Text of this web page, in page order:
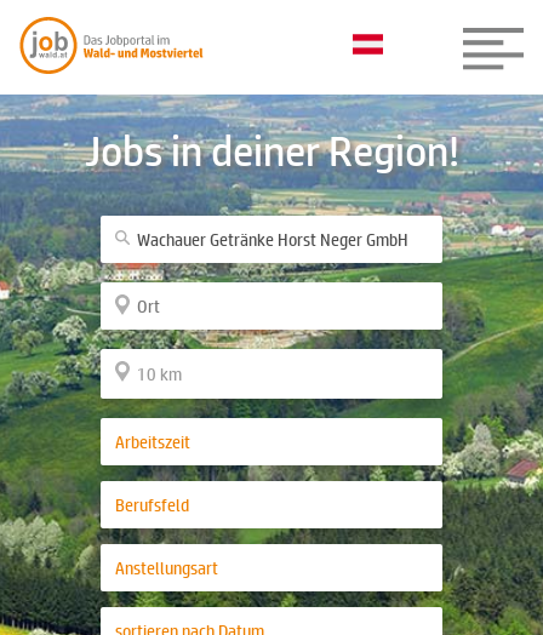
Jobs in deiner Region!